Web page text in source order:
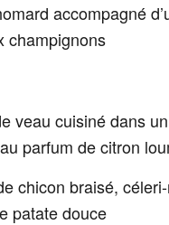
accompagné
champignons
veau cuisiné dans
parfum de citron
chicon braisé,
patate douce